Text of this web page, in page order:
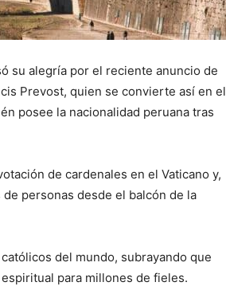
su alegría por el reciente anuncio de
Prevost, quien se convierte así en el
posee la nacionalidad peruana tras
de cardenales en el Vaticano y,
personas desde el balcón de la
del mundo, subrayando que
para millones de fieles.